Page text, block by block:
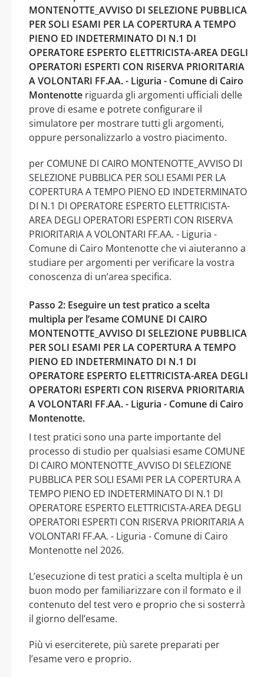
MONTENOTTE_AVVISO DI SELEZIONE PUBBLICA
PER SOLI ESAMI PER LA COPERTURA A TEMPO
PIENO ED INDETERMINATO DI N.1 DI
OPERATORE ESPERTO ELETTRICISTA-AREA DEGLI
OPERATORI ESPERTI CON RISERVA PRIORITARIA
A VOLONTARI FF.AA. - Liguria - Comune di Cairo
Montenotte riguarda gli argomenti ufficiali delle
prove di esame e potrete configurare il
simulatore per mostrare tutti gli argomenti,
oppure personalizzarlo a vostro piacimento.
per COMUNE DI CAIRO MONTENOTTE_AVVISO DI
SELEZIONE PUBBLICA PER SOLI ESAMI PER LA
COPERTURA A TEMPO PIENO ED INDETERMINATO
DI N.1 DI OPERATORE ESPERTO ELETTRICISTA-
AREA DEGLI OPERATORI ESPERTI CON RISERVA
PRIORITARIA A VOLONTARI FF.AA. - Liguria -
Comune di Cairo Montenotte che vi aiuteranno a
studiare per argomenti per verificare la vostra
conoscenza di un’area specifica.
Passo 2: Eseguire un test pratico a scelta
multipla per l’esame COMUNE DI CAIRO
MONTENOTTE_AVVISO DI SELEZIONE PUBBLICA
PER SOLI ESAMI PER LA COPERTURA A TEMPO
PIENO ED INDETERMINATO DI N.1 DI
OPERATORE ESPERTO ELETTRICISTA-AREA DEGLI
OPERATORI ESPERTI CON RISERVA PRIORITARIA
A VOLONTARI FF.AA. - Liguria - Comune di Cairo
Montenotte.
I test pratici sono una parte importante del
processo di studio per qualsiasi esame COMUNE
DI CAIRO MONTENOTTE_AVVISO DI SELEZIONE
PUBBLICA PER SOLI ESAMI PER LA COPERTURA A
TEMPO PIENO ED INDETERMINATO DI N.1 DI
OPERATORE ESPERTO ELETTRICISTA-AREA DEGLI
OPERATORI ESPERTI CON RISERVA PRIORITARIA A
VOLONTARI FF.AA. - Liguria - Comune di Cairo
Montenotte nel 2026.
L’esecuzione di test pratici a scelta multipla è un
buon modo per familiarizzare con il formato e il
contenuto del test vero e proprio che si sosterrà
il giorno dell’esame.
Più vi eserciterete, più sarete preparati per
l’esame vero e proprio.